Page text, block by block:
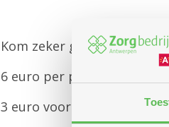
Kom zeker genieten van
6 euro per portie
3 euro voor een